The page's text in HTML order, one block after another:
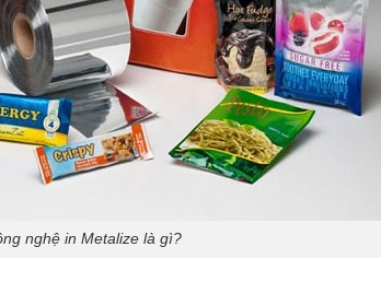
nghệ in Metalize là gì?